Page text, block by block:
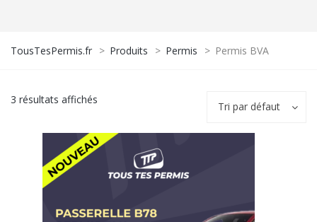
TousTesPermis.fr > Produits > Permis > Permis BVA
3 résultats affichés
Tri par défaut